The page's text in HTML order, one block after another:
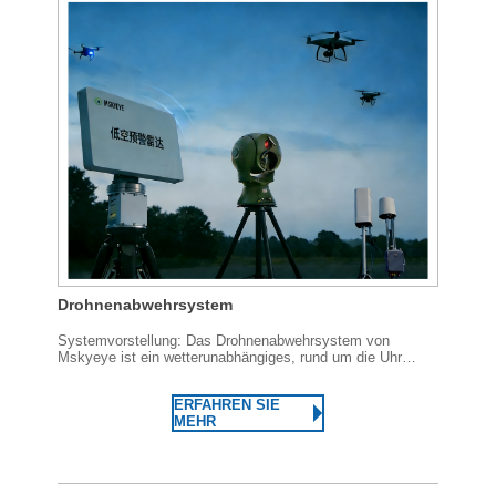
Drohnenabwehrsystem
Systemvorstellung: Das Drohnenabwehrsystem von
Mskyeye ist ein wetterunabhängiges, rund um die Uhr
„kinetischer Energie“ basiert und intelligente KI-gestützte
Steuerung und autonome Funktionen integriert.
ERFAHREN SIE
MEHR